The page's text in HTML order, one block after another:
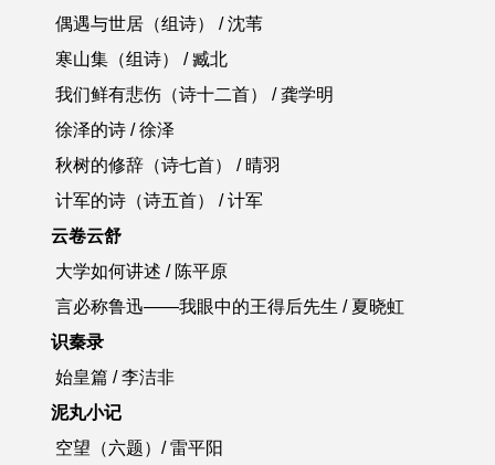
偶遇与世居 （组诗）
/ 沈苇
寒山集 （组诗）
/ 臧北
我们鲜有悲伤 （诗十二首）
/ 龚学明
徐泽的诗 / 徐泽
秋树的修辞 （诗七首）
/ 晴羽
计军的诗 （诗五首） /计军
云卷云舒
大学如何讲述 / 陈平原
言必称鲁迅——我眼中的王得后先生 / 夏晓虹
识秦录
始皇篇 /李洁非
泥丸小记
空望 （六题） /雷平阳